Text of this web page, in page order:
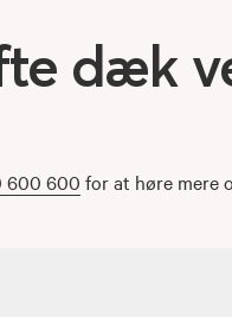
dæk
600 600 for at høre mere